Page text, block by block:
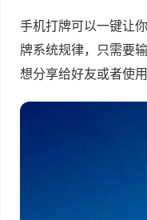
手机打牌可以一键让
牌系统规律，只需要
想分享给好友或者使